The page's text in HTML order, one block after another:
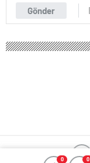
0 0
Gönder